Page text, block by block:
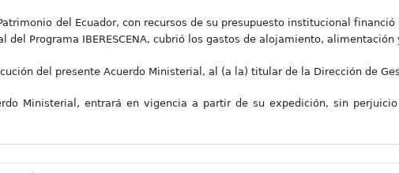
del Ecuador, con recursos de su presupuesto institucional
del Programa IBERESCENA, cubrió los gastos de alojamiento,
del presente Acuerdo Ministerial, al (a la) titular de la Dirección de
Ministerial, entrará en vigencia a partir de su expedición, sin